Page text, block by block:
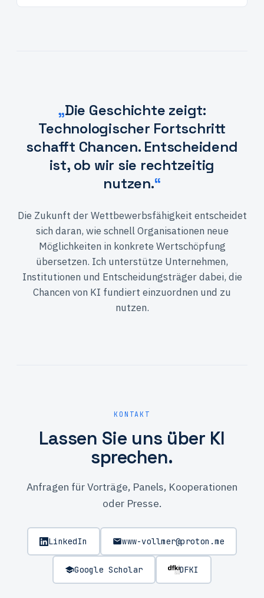
„Die Geschichte zeigt:
Technologischer Fortschritt
schafft Chancen. Entscheidend
ist, ob wir sie rechtzeitig
nutzen.“
Die Zukunft der Wettbewerbsfähigkeit entscheidet
sich daran, wie schnell Organisationen neue
Möglichkeiten in konkrete Wertschöpfung
übersetzen. Ich unterstütze Unternehmen,
Institutionen und Entscheidungsträger dabei, die
Chancen von KI fundiert einzuordnen und zu
nutzen.
KONTAKT
Lassen Sie uns über KI
sprechen.
Anfragen für Vorträge, Panels, Kooperationen
oder Presse.
LinkedIn www-vollmer@proton.me
Google Scholar DFKI